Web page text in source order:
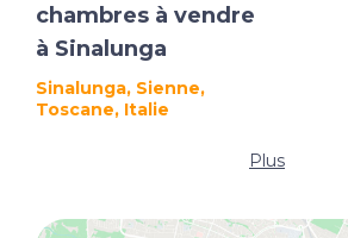
chambres à vendre
à Sinalunga
Sinalunga, Sienne,
Toscane, Italie
Plus